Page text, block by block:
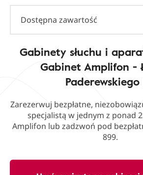
Dostępna zawartość
Gabinety słuchu i
Gabinet Amplifon -
Paderewskiego
Zarezerwuj bezpłatne,
specjalistą w jednym z ponad
Amplifon lub zadzwoń pod
899.